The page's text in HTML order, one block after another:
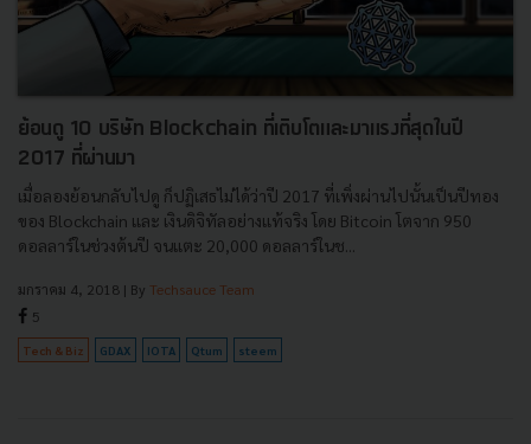
ย้อนดู 10 บริษัท Blockchain ที่เติบโตและมาแรงที่สุดในปี
2017 ที่ผ่านมา
เมื่อลองย้อนกลับไปดู ก็ปฏิเสธไม่ได้ว่าปี 2017 ที่เพิ่งผ่านไปนั้นเป็นปีทอง
ของ Blockchain และ เงินดิจิทัลอย่างแท้จริง โดย Bitcoin โตจาก 950
ดอลลาร์ในช่วงต้นปี จนแตะ 20,000 ดอลลาร์ในช...
มกราคม 4, 2018 | By Techsauce Team
5
Tech & Biz GDAX IOTA Qtum steem